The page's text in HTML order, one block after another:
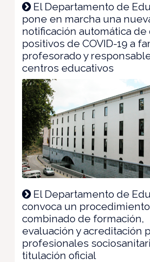
El Departamento de
pone en marcha una
notificación automática de
positivos de COVID-19 a
profesorado y
centros educativos
El Departamento de
convoca un procedimiento
combinado de formación,
evaluación y acreditación
profesionales
titulación oficial